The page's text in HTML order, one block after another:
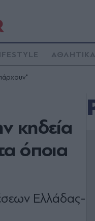
κηδεία
όποια
Ελλάδας-